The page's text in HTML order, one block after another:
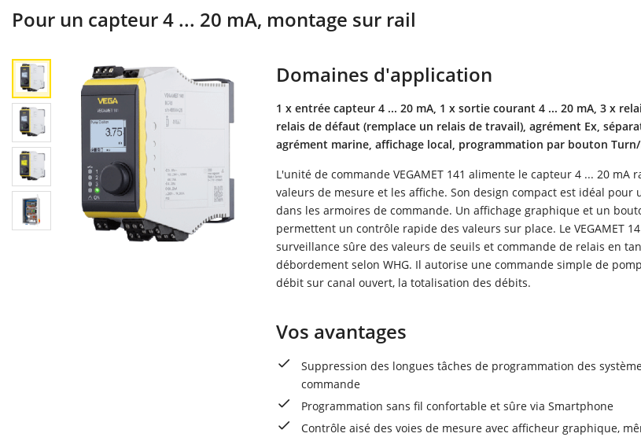
Pour un capteur 4 ... 20 mA, montage sur rail
Domaines d'application
1 x entrée capteur 4 ... 20 mA, 1 x sortie courant 4 ... 20 mA, 3 x
relais de défaut (remplace un relais de travail), agrément Ex,
agrément marine, affichage local, programmation par bouton
L'unité de commande VEGAMET 141 alimente le capteur 4 ... 20 mA
valeurs de mesure et les affiche. Son design compact est idéal pour
dans les armoires de commande. Un affichage graphique et un
permettent un contrôle rapide des valeurs sur place. Le VEGAMET
surveillance sûre des valeurs de seuils et commande de relais en
débordement selon WHG. Il autorise une commande simple de
débit sur canal ouvert, la totalisation des débits.
Vos avantages
Suppression des longues tâches de programmation des
commande
Programmation sans fil confortable et sûre via Smartphone
Contrôle aisé des voies de mesure avec afficheur graphique,